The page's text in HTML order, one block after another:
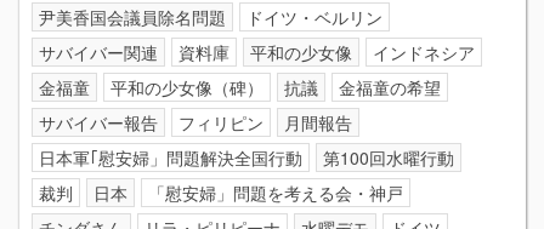
尹美香国会議員除名問題
ドイツ・ベルリン
サバイバー関連
資料庫 平和の少女像
インドネシア
金福童
平和の少女像（碑） 抗議
金福童の希望
サバイバー報告
フィリピン
月間報告
日本軍｢慰安婦」問題解決全国行動
第100回水曜行動
裁判
日本
「慰安婦」問題を考える会・神戸